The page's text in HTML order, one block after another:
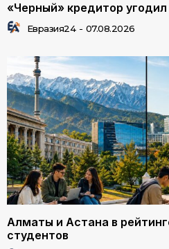
«Черный» кредитор
Евразия24 - 07.08.2026
Алматы и Астана в
студентов